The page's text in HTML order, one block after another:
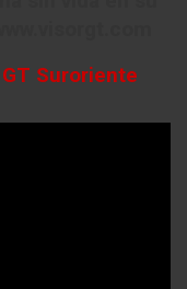
Suroriente